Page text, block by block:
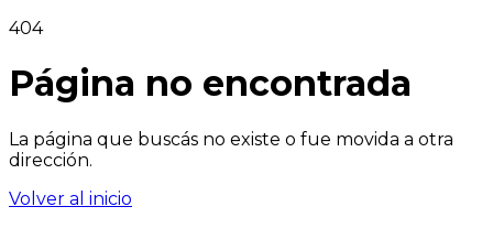
404
Página no encontrada
La página que buscás no existe o fue movida a otra
dirección.
Volver al inicio